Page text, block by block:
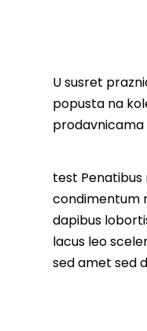
U susret
popusta na
prodavnicama
test Penatibus
condimentum
dapibus
lacus leo
sed amet sed